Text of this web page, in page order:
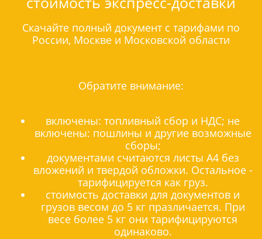
Скачайте полный документ с тарифами по
России, Москве и Московской области
Обратите внимание:
включены: топливный сбор и НДС; не
включены: пошлины и другие возможные
сборы;
документами считаются листы А4 без
вложений и твердой обложки. Остальное -
тарифицируется как груз.
стоимость доставки для документов и
грузов весом до 5 кг празличается. При
весе более 5 кг они тарифицируются
одинаково.